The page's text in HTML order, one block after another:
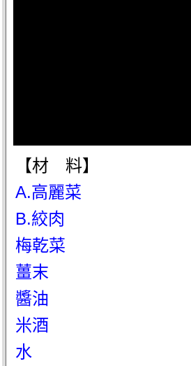
【材 料】
A.高麗菜
B.絞肉
梅乾菜
薑末
醬油
米酒
水